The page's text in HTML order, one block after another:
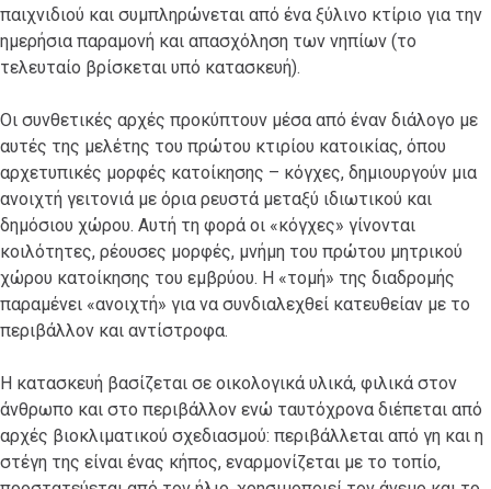
παιχνιδιού και συμπληρώνεται από ένα ξύλινο κτίριο για την
ημερήσια παραμονή και απασχόληση των νηπίων (το
τελευταίο βρίσκεται υπό κατασκευή).
Οι συνθετικές αρχές προκύπτουν μέσα από έναν διάλογο με
αυτές της μελέτης του πρώτου κτιρίου κατοικίας, όπου
αρχετυπικές μορφές κατοίκησης – κόγχες, δημιουργούν μια
ανοιχτή γειτονιά με όρια ρευστά μεταξύ ιδιωτικού και
δημόσιου χώρου. Αυτή τη φορά οι «κόγχες» γίνονται
κοιλότητες, ρέουσες μορφές, μνήμη του πρώτου μητρικού
χώρου κατοίκησης του εμβρύου. Η «τομή» της διαδρομής
παραμένει «ανοιχτή» για να συνδιαλεχθεί κατευθείαν με το
περιβάλλον και αντίστροφα.
Η κατασκευή βασίζεται σε οικολογικά υλικά, φιλικά στον
άνθρωπο και στο περιβάλλον ενώ ταυτόχρονα διέπεται από
αρχές βιοκλιματικού σχεδιασμού: περιβάλλεται από γη και η
στέγη της είναι ένας κήπος, εναρμονίζεται με το τοπίο,